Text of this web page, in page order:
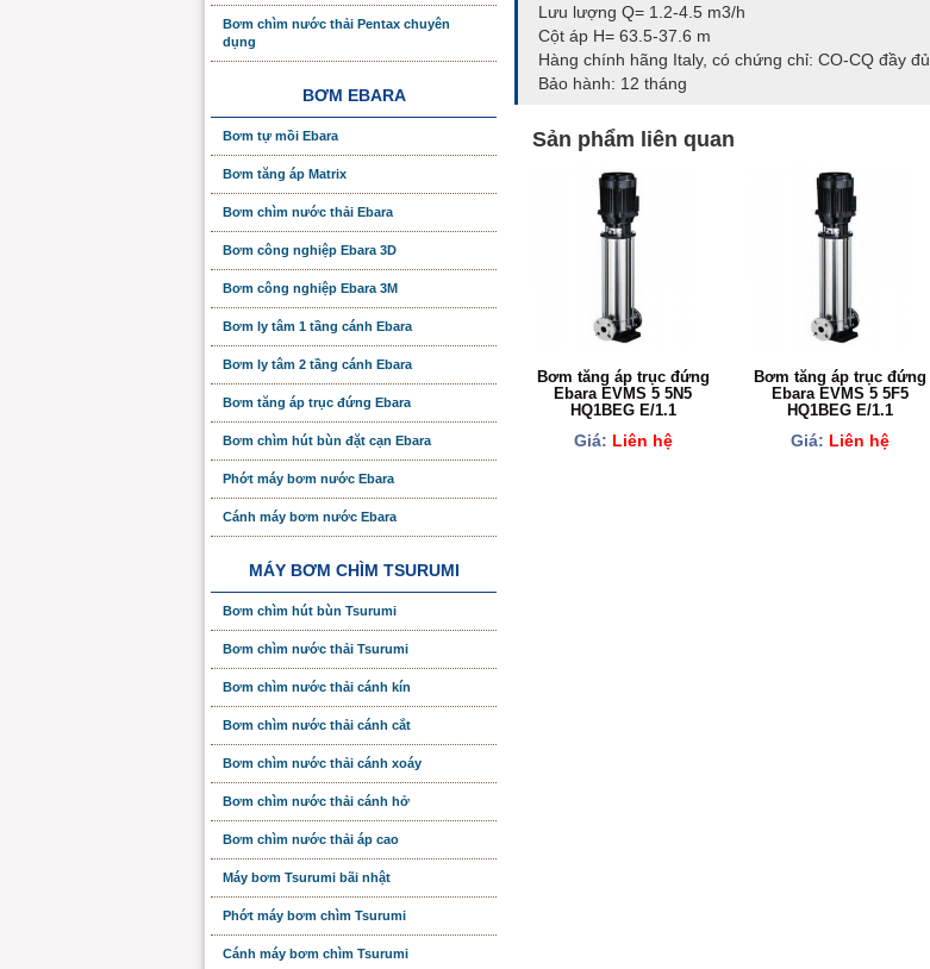
Lưu lượng Q= 1.2-4.5 m3/h
Cột áp H= 63.5-37.6 m
Hàng chính hãng Italy, có chứng chỉ: CO-CQ đầy đủ
Bảo hành: 12 tháng
Sản phẩm liên quan
Bơm tăng áp trục đứng
Ebara EVMS 5 5N5
HQ1BEG E/1.1
Giá: Liên hệ
Bơm tăng áp trục đứng
Ebara EVMS 5 5F5
HQ1BEG E/1.1
Giá: Liên hệ
Bơm chìm nước thải Pentax chuyên
dụng
BƠM EBARA
Bơm tự mồi Ebara
Bơm tăng áp Matrix
Bơm chìm nước thải Ebara
Bơm công nghiệp Ebara 3D
Bơm công nghiệp Ebara 3M
Bơm ly tâm 1 tầng cánh Ebara
Bơm ly tâm 2 tầng cánh Ebara
Bơm tăng áp trục đứng Ebara
Bơm chìm hút bùn đặt cạn Ebara
Phớt máy bơm nước Ebara
Cánh máy bơm nước Ebara
MÁY BƠM CHÌM TSURUMI
Bơm chìm hút bùn Tsurumi
Bơm chìm nước thải Tsurumi
Bơm chìm nước thải cánh kín
Bơm chìm nước thải cánh cắt
Bơm chìm nước thải cánh xoáy
Bơm chìm nước thải cánh hở
Bơm chìm nước thải áp cao
Máy bơm Tsurumi bãi nhật
Phớt máy bơm chìm Tsurumi
Cánh máy bơm chìm Tsurumi